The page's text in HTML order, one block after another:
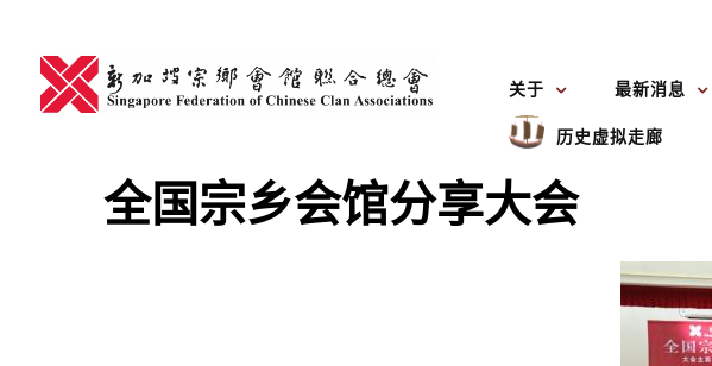
content
关于
最新消息
历史虚拟走廊
全国宗乡会馆分享大会